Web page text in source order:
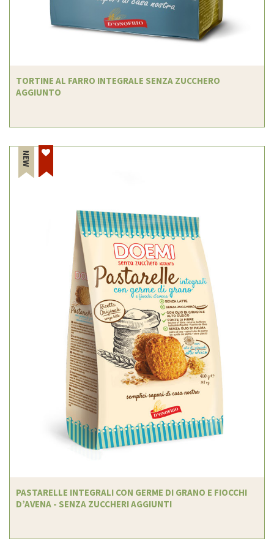
TORTINE AL FARRO INTEGRALE SENZA ZUCCHERO
AGGIUNTO
NEW
PASTARELLE INTEGRALI CON GERME DI GRANO E FIOCCHI
D’AVENA - SENZA ZUCCHERI AGGIUNTI